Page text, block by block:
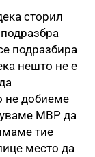
сторил
подразбира
нешто не е
не добиеме
МВР да
тие
место да